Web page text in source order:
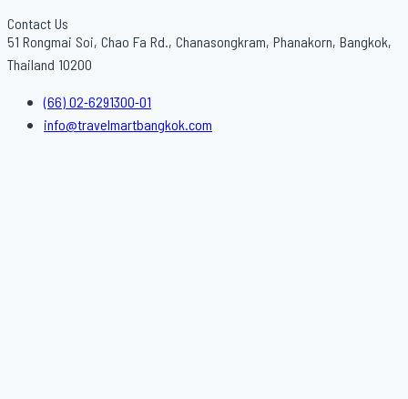
Contact Us
51 Rongmai Soi, Chao Fa Rd., Chanasongkram, Phanakorn, Bangkok,
Thailand 10200
(66) 02-6291300-01
info@travelmartbangkok.com